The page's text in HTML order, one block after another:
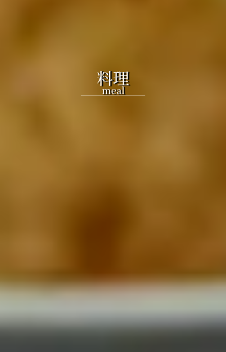
料理
meal